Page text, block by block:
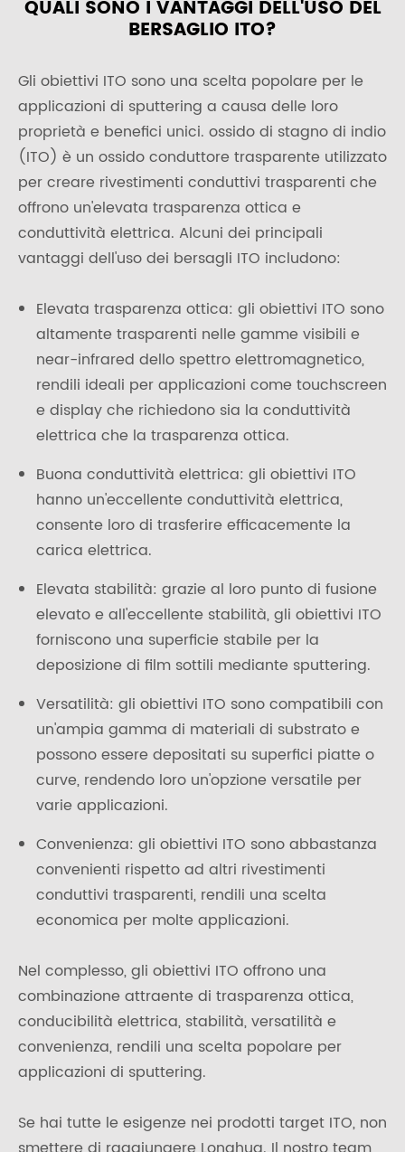
QUALI SONO I VANTAGGI DELL'USO DEL
BERSAGLIO ITO?
Gli obiettivi ITO sono una scelta popolare per le
applicazioni di sputtering a causa delle loro
proprietà e benefici unici. ossido di stagno di indio
(ITO) è un ossido conduttore trasparente utilizzato
per creare rivestimenti conduttivi trasparenti che
offrono un'elevata trasparenza ottica e
conduttività elettrica. Alcuni dei principali
vantaggi dell'uso dei bersagli ITO includono:
Elevata trasparenza ottica: gli obiettivi ITO sono
altamente trasparenti nelle gamme visibili e
near-infrared dello spettro elettromagnetico,
rendili ideali per applicazioni come touchscreen
e display che richiedono sia la conduttività
elettrica che la trasparenza ottica.
Buona conduttività elettrica: gli obiettivi ITO
hanno un'eccellente conduttività elettrica,
consente loro di trasferire efficacemente la
carica elettrica.
Elevata stabilità: grazie al loro punto di fusione
elevato e all'eccellente stabilità, gli obiettivi ITO
forniscono una superficie stabile per la
deposizione di film sottili mediante sputtering.
Versatilità: gli obiettivi ITO sono compatibili con
un'ampia gamma di materiali di substrato e
possono essere depositati su superfici piatte o
curve, rendendo loro un'opzione versatile per
varie applicazioni.
Convenienza: gli obiettivi ITO sono abbastanza
convenienti rispetto ad altri rivestimenti
conduttivi trasparenti, rendili una scelta
economica per molte applicazioni.
Nel complesso, gli obiettivi ITO offrono una
combinazione attraente di trasparenza ottica,
conducibilità elettrica, stabilità, versatilità e
convenienza, rendili una scelta popolare per
applicazioni di sputtering.
Se hai tutte le esigenze nei prodotti target ITO, non